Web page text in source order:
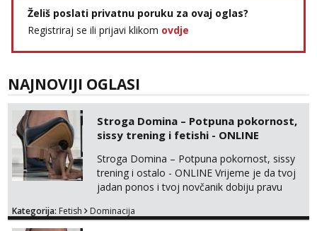
Obavijesti me kada se oslobodi
Tel:064/677-677
tel:0,93€ - mob:1,12€ min
Obavijesti me kada se oslobodi
Zara
Čekam tvoj poziv!
064/677-677
tel:0,93€ - mob:1,12€ min
Anđela
Čekam tvoj poziv!
Želiš poslati privatnu poruku za ovaj oglas?
Registriraj se ili prijavi klikom ovdje
NAJNOVIJI OGLASI
Stroga Domina – Potpuna pokornost,
sissy trening i fetishi - ONLINE
Stroga Domina – Potpuna pokornost, sissy
trening i ostalo - ONLINE Vrijeme je da tvoj
jadan ponos i tvoj novčanik dobiju pravu
Domina preuzima potpunu kontrolu nad
Kategorija: Fetish Dominacija